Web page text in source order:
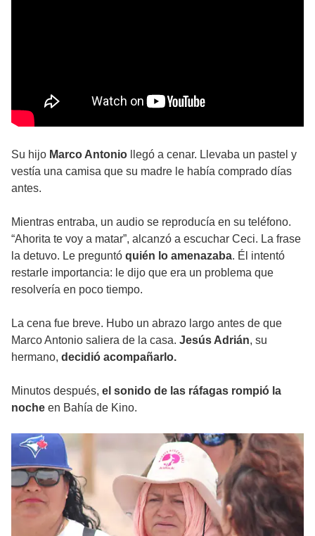
Su hijo Marco Antonio llegó a cenar. Llevaba un pastel y
vestía una camisa que su madre le había comprado días
antes.
Mientras entraba, un audio se reproducía en su teléfono.
“Ahorita te voy a matar”, alcanzó a escuchar Ceci. La frase
la detuvo. Le preguntó quién lo amenazaba. Él intentó
restarle importancia: le dijo que era un problema que
resolvería en poco tiempo.
La cena fue breve. Hubo un abrazo largo antes de que
Marco Antonio saliera de la casa. Jesús Adrián, su
hermano, decidió acompañarlo.
Minutos después, el sonido de las ráfagas rompió la
noche en Bahía de Kino.